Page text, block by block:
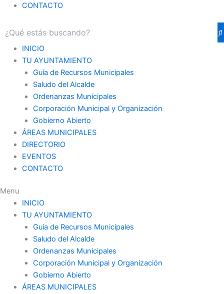
CONTACTO
INICIO
TU AYUNTAMIENTO
Guía de Recursos Municipales
Saludo del Alcalde
Ordenanzas Municipales
Corporación Municipal y Organización
Gobierno Abierto
ÁREAS MUNICIPALES
DIRECTORIO
EVENTOS
CONTACTO
Menu
INICIO
TU AYUNTAMIENTO
Guía de Recursos Municipales
Saludo del Alcalde
Ordenanzas Municipales
Corporación Municipal y Organización
Gobierno Abierto
ÁREAS MUNICIPALES